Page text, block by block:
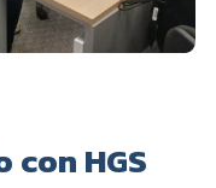
HGS